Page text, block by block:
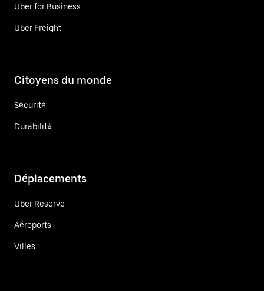
Uber for Business
Uber Freight
Citoyens du monde
Sécurité
Durabilité
Déplacements
Uber Reserve
Aéroports
Villes